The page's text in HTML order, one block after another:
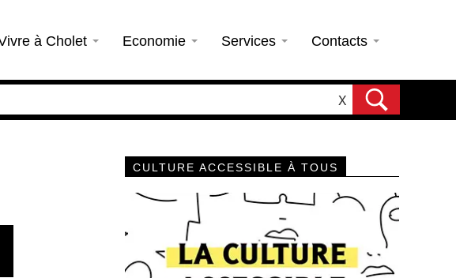
à Cholet Economie Services Contacts
X
CULTURE ACCESSIBLE À TOUS